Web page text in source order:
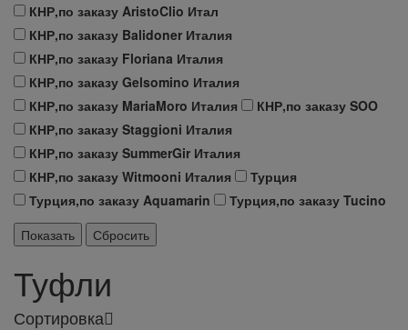
КНР,по заказу AristoClio Итал
КНР,по заказу Balidoner Италия
КНР,по заказу Floriana Италия
КНР,по заказу Gelsomino Италия
КНР,по заказу MariaMoro Италия
КНР,по заказу SOO
КНР,по заказу Staggioni Италия
КНР,по заказу SummerGir Италия
КНР,по заказу Witmooni Италия
Турция
Турция,по заказу Aquamarin
Турция,по заказу Tucino
Туфли
Сортировка